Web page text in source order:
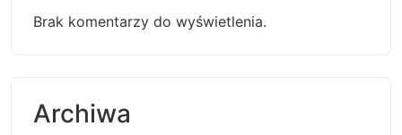
Brak komentarzy do wyświetlenia.
Archiwa